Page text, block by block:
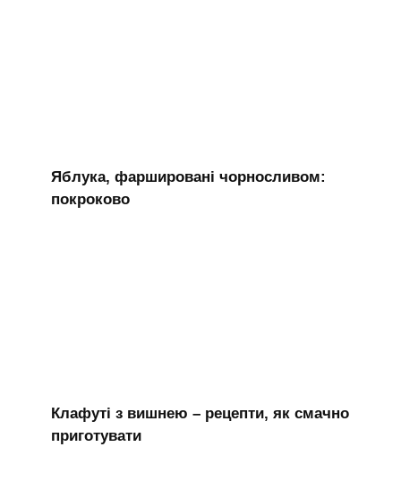
Яблука, фаршировані чорносливом:
покроково
Клафуті з вишнею – рецепти, як смачно
приготувати